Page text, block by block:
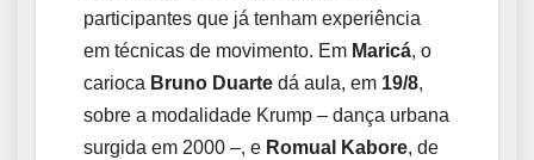
participantes que já tenham experiência
em técnicas de movimento. Em Maricá, o
carioca Bruno Duarte dá aula, em 19/8,
sobre a modalidade Krump – dança urbana
surgida em 2000 –, e Romual Kabore, de